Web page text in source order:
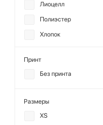
Лиоцелл
Полиэстер
Хлопок
Принт
Без принта
Размеры
XS